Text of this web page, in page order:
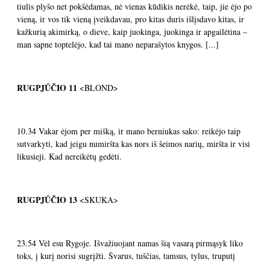
tiulis plyšo net pokšėdamas, nė vienas kūdikis nerėkė, taip, jie ėjo po
vieną, ir vos tik vieną įveikdavau, pro kitas duris išlįsdavo kitas, ir
kažkurią akimirką, o dieve, kaip juokinga, juokinga ir apgailėtina –
man sapne toptelėjo, kad tai mano neparašytos knygos. [...]
RUGPJŪČIO 11 <BLOND>
10.34 Vakar ėjom per mišką, ir mano berniukas sako: reikėjo taip
sutvarkyti, kad jeigu numiršta kas nors iš šeimos narių, miršta ir visi
likusieji. Kad nereikėtų gedėti.
RUGPJŪČIO 13 <SKUKA>
23.54 Vėl esu Rygoje. Išvažiuojant namas šią vasarą pirmąsyk liko
toks, į kurį norisi sugrįžti. Švarus, tuščias, tamsus, tylus, truputį